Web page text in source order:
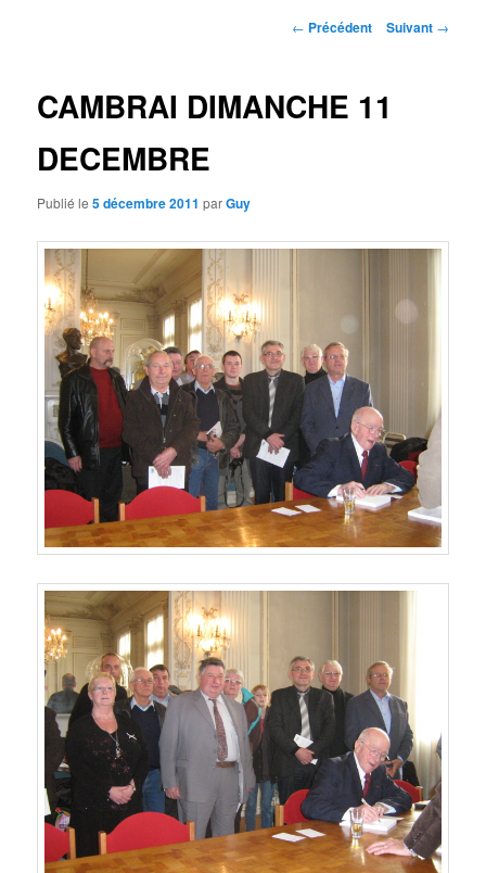
Navigation
← Précédent Suivant →
CAMBRAI DIMANCHE 11
DECEMBRE
Publié le5 décembre 2011 parGuy